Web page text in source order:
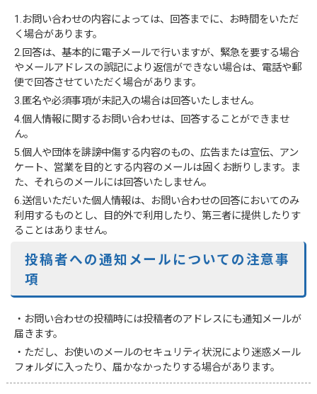
1.お問い合わせの内容によっては、回答までに、お時間をいただ
く場合があります。
2.回答は、基本的に電子メールで行いますが、緊急を要する場合
やメールアドレスの誤記により返信ができない場合は、電話や郵
便で回答させていただく場合があります。
3.匿名や必須事項が未記入の場合は回答いたしません。
4.個人情報に関するお問い合わせは、回答することができませ
ん。
5.個人や団体を誹謗中傷する内容のもの、広告または宣伝、アン
ケート、営業を目的とする内容のメールは固くお断りします。ま
た、それらのメールには回答いたしません。
6.送信いただいた個人情報は、お問い合わせの回答においてのみ
利用するものとし、目的外で利用したり、第三者に提供したりす
ることはありません。
投稿者への通知メールについての注意事
項
・お問い合わせの投稿時には投稿者のアドレスにも通知メールが
届きます。
・ただし、お使いのメールのセキュリティ状況により迷惑メール
フォルダに入ったり、届かなかったりする場合があります。